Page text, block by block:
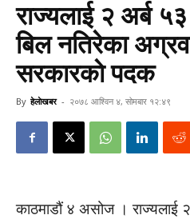
राज्यलाई २ अर्ब
बिल नतिरेका
सरकारकाे पदक
By हेलाेखबर - २०७८ आश्विन ४, सोमबार १२:४९
काठमाडौं ४ असोज । राज्यलाई